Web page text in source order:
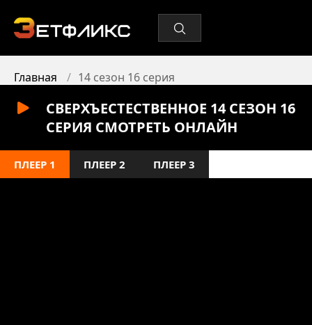
Главная 14 сезон 16 серия
СВЕРХЪЕСТЕСТВЕННОЕ 14 СЕЗОН 16
СЕРИЯ СМОТРЕТЬ ОНЛАЙН
ПЛЕЕР 1 ПЛЕЕР 2 ПЛЕЕР 3